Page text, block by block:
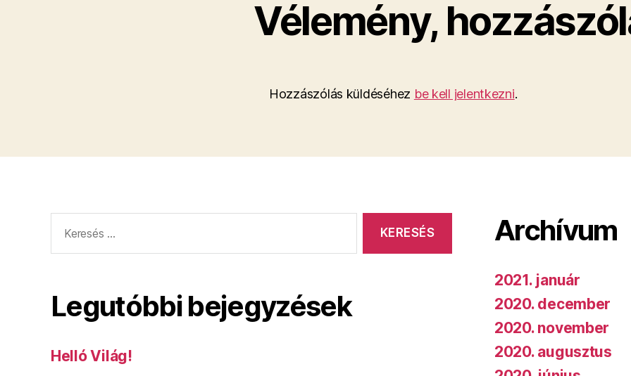
Vélemény,
Hozzászólás küldéséhez be kell jelentkezni.
Legutóbbi bejegyzések
Helló Világ!
Archívum
2021. január
2020. december
2020. november
2020. augusztus